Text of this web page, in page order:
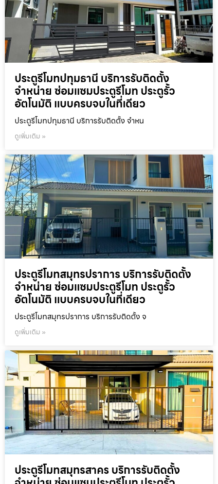
ประตูรีโมทปทุมธานี บริการรับติดตั้ง
จำหน่าย ซ่อมแซมประตูรีโมท ประตูรั้ว
อัตโนมัติ แบบครบจบในที่เดียว
ประตูรีโมทปทุมธานี บริการรับติดตั้ง จำหน
ดูเพิ่มเติม »
ประตูรีโมทสมุทรปราการ บริการรับติดตั้ง
จำหน่าย ซ่อมแซมประตูรีโมท ประตูรั้ว
อัตโนมัติ แบบครบจบในที่เดียว
ประตูรีโมทสมุทรปราการ บริการรับติดตั้ง จ
ดูเพิ่มเติม »
ประตูรีโมทสมุทรสาคร บริการรับติดตั้ง